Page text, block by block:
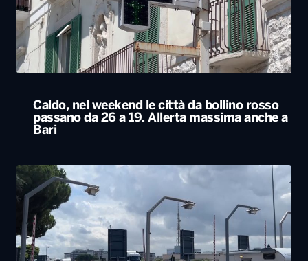
Caldo, nel weekend le città da bollino rosso
passano da 26 a 19. Allerta massima anche a
Bari